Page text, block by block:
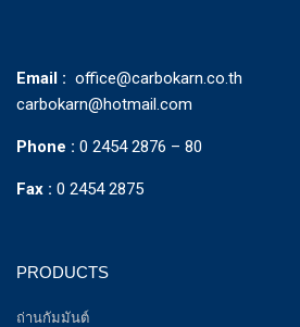
Email : office@carbokarn.co.th
carbokarn@hotmail.com
Phone : 0 2454 2876 – 80
Fax : 0 2454 2875
PRODUCTS
ถ่านกัมมันต์